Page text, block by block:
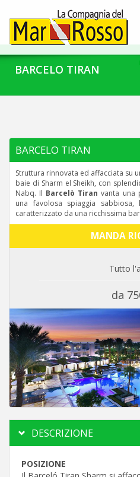
BARCELO TIRAN
BARCELO TIRAN
Struttura rinnovata ed affacciata su
baie di Sharm el Sheikh, con
Nabq. Il Barcelò Tiranvanta una
una favolosa spiaggia
caratterizzato da una ricchissima
MANDA
Tutto
da
DESCRIZIONE
POSIZIONE